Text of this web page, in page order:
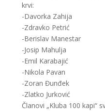
krvi:
-Davorka Zahija
-Zdravko Petrić
-Berislav Manestar
-Josip Mahulja
-Emil Karabajić
-Nikola Pavan
-Zoran Đunđek
-Zlatko Jurković
Članovi „Kluba 100 kapi“